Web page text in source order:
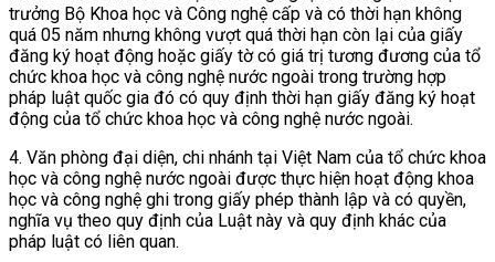
trưởng Bộ Khoa học và Công nghệ cấp và có thời hạn không
quá 05 năm nhưng không vượt quá thời hạn còn lại của giấy
đăng ký hoạt động hoặc giấy tờ có giá trị tương đương của tổ
chức khoa học và công nghệ nước ngoài trong trường hợp
pháp luật quốc gia đó có quy định thời hạn giấy đăng ký hoạt
động của tổ chức khoa học và công nghệ nước ngoài.
4. Văn phòng đại diện, chi nhánh tại Việt Nam của tổ chức khoa
học và công nghệ nước ngoài được thực hiện hoạt động khoa
học và công nghệ ghi trong giấy phép thành lập và có quyền,
nghĩa vụ theo quy định của Luật này và quy định khác của
pháp luật có liên quan.